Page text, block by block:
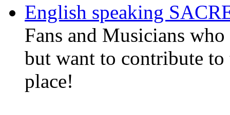
English speaking
Fans and Musicians
but want to contribute to
place!